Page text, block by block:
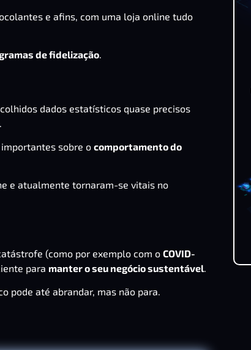
e afins, com uma loja online tudo
de fidelização.
dados estatísticos quase precisos
sobre o comportamento do
e atualmente tornaram-se vitais no
(como por exemplo com o COVID-
para manter o seu negócio sustentável.
pode até abrandar, mas não para.